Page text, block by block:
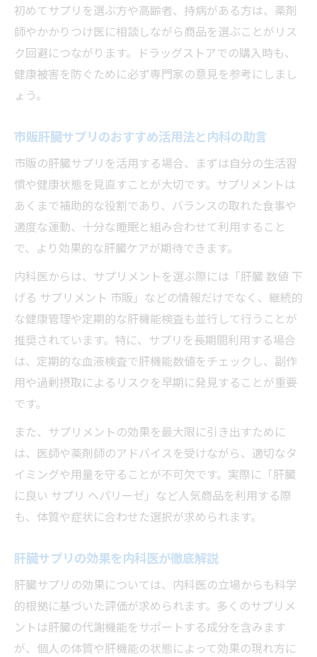
初めてサプリを選ぶ方や高齢者、持病がある方は、薬剤
師やかかりつけ医に相談しながら商品を選ぶことがリス
ク回避につながります。ドラッグストアでの購入時も、
健康被害を防ぐために必ず専門家の意見を参考にしまし
ょう。
市販肝臓サプリのおすすめ活用法と内科の助言
市販の肝臓サプリを活用する場合、まずは自分の生活習
慣や健康状態を見直すことが大切です。サプリメントは
あくまで補助的な役割であり、バランスの取れた食事や
適度な運動、十分な睡眠と組み合わせて利用すること
で、より効果的な肝臓ケアが期待できます。
内科医からは、サプリメントを選ぶ際には「肝臓 数値 下
げる サプリメント 市販」などの情報だけでなく、継続的
な健康管理や定期的な肝機能検査も並行して行うことが
推奨されています。特に、サプリを長期間利用する場合
は、定期的な血液検査で肝機能数値をチェックし、副作
用や過剰摂取によるリスクを早期に発見することが重要
です。
また、サプリメントの効果を最大限に引き出すために
は、医師や薬剤師のアドバイスを受けながら、適切なタ
イミングや用量を守ることが不可欠です。実際に「肝臓
に良い サプリ ヘパリーゼ」など人気商品を利用する際
も、体質や症状に合わせた選択が求められます。
肝臓サプリの効果を内科医が徹底解説
肝臓サプリの効果については、内科医の立場からも科学
的根拠に基づいた評価が求められます。多くのサプリメ
ントは肝臓の代謝機能をサポートする成分を含みます
が、個人の体質や肝機能の状態によって効果の現れ方に